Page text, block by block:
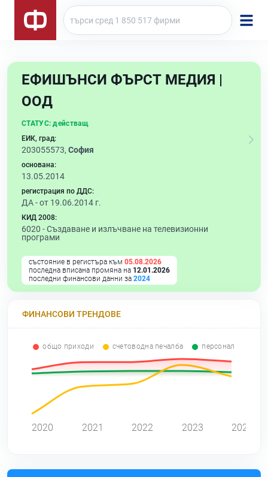
ЕФИШЪНСИ ФЪРСТ МЕДИЯ |
ООД
СТАТУС: действащ
ЕИК, град:
203055573, София
основана:
13.05.2014
регистрация по ДДС:
ДА - от 19.06.2014 г.
КИД 2008:
6020 -Създаване и излъчване на телевизионни
програми
състояние в регистъра към 05.08.2026
последна вписана промяна на 12.01.2026
последни финансови данни за 2024
ФИНАНСОВИ ТРЕНДОВЕ
общо приходи счетоводна печалба персонал
2020 2021 2022 2023 2024